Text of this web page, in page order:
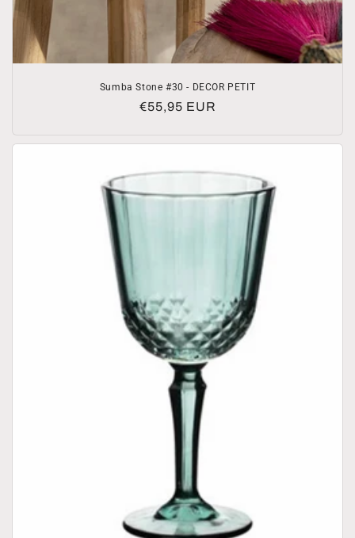
Sumba Stone #30 - DECOR PETIT
Prezzo
listino
€55,95 EUR